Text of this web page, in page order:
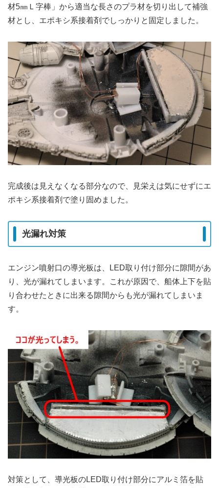
材5㎜Ｌ字棒」から適当な長さのプラ材を切り出して補強
材とし、エポキシ系接着剤でしっかりと固定しました。
完成後は見えなくなる部分なので、見栄えは気にせずにエ
ポキシ系接着剤で塗り固めました。
光漏れ対策
エンジン噴射口の導光板は、LED取り付け部分に隙間があ
り、光が漏れてしまいます。これが原因で、船体上下を貼
り合わせたときに出来る隙間からも光が漏れてしまいま
す。
対策として、導光板のLED取り付け部分にアルミ箔を貼